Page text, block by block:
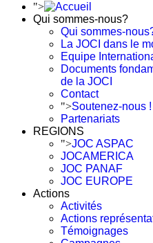
">
Qui sommes-nous?
Qui sommes-
La JOCI dans le
Equipe
Documents
de la JOCI
Contact
">Soutenez-nous !
Partenariats
REGIONS
">JOC ASPAC
JOCAMERICA
JOC PANAF
JOC EUROPE
Actions
Activités
Actions
Témoignages